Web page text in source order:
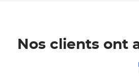
Nos clients ont